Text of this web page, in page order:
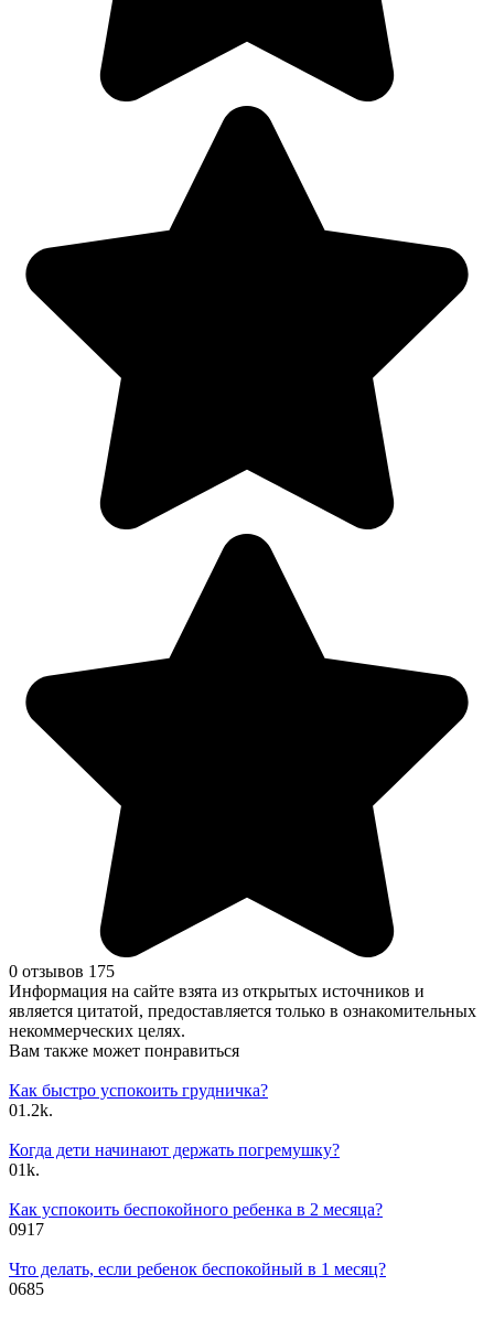
0 отзывов 175
Информация на сайте взята из открытых источников и
является цитатой, предоставляется только в ознакомительных
некоммерческих целях.
Вам также может понравиться
Как быстро успокоить грудничка?
01.2k.
Когда дети начинают держать погремушку?
01k.
Как успокоить беспокойного ребенка в 2 месяца?
0917
Что делать, если ребенок беспокойный в 1 месяц?
0685